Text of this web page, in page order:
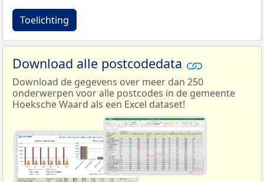
Toelichting
Download alle postcodedata
Download de gegevens over meer dan 250
onderwerpen voor alle postcodes in de gemeente
Hoeksche Waard als een Excel dataset!